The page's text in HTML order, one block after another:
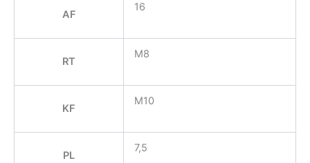
AF
16
RT
M8
KF
M10
PL
7,5